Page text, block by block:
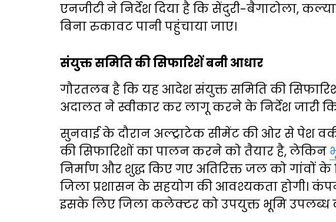
एनजीटी ने निर्देश दिया है कि सेंदुरी-बैगाटोला,
बिना रुकावट पानी पहुंचाया जाए।
संयुक्त समिति की सिफारिशें बनी आधार
गौरतलब है कि यह आदेश संयुक्त समिति की
अदालत ने स्वीकार कर लागू करने के निर्देश जारी
सुनवाई के दौरान अल्ट्राटेक सीमेंट की ओर से पेश
की सिफारिशों का पालन करने को तैयार है, लेकिन
निर्माण और शुद्ध किए गए अतिरिक्त जल को गांवों
जिला प्रशासन के सहयोग की आवश्यकता होगी।
इसके लिए जिला कलेक्टर को उपयुक्त भूमि उपलब्ध